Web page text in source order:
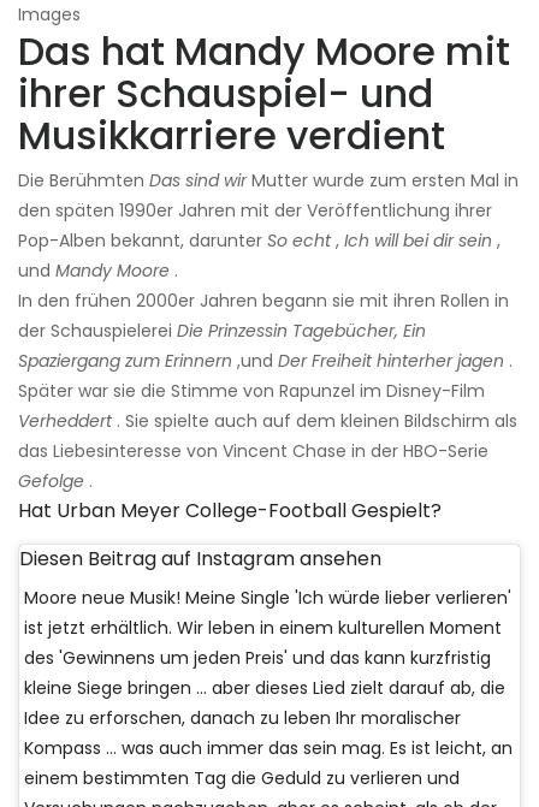
Images
Das hat Mandy Moore mit
ihrer Schauspiel- und
Musikkarriere verdient
Die Berühmten Das sind wirMutter wurde zum ersten Mal in
den späten 1990er Jahren mit der Veröffentlichung ihrer
Pop-Alben bekannt, darunter So echt, Ich will bei dir sein ,
und Mandy Moore .
In den frühen 2000er Jahren begann sie mit ihren Rollen in
der Schauspielerei Die Prinzessin Tagebücher, Ein
Spaziergang zum Erinnern ,und Der Freiheit hinterher jagen .
Später war sie die Stimme von Rapunzel im Disney-Film
Verheddert. Sie spielte auch auf dem kleinen Bildschirm als
das Liebesinteresse von Vincent Chase in der HBO-Serie
Gefolge .
Hat Urban Meyer College-Football Gespielt?
Diesen Beitrag auf Instagram ansehen
Moore neue Musik! Meine Single 'Ich würde lieber verlieren'
ist jetzt erhältlich. Wir leben in einem kulturellen Moment
des 'Gewinnens um jeden Preis' und das kann kurzfristig
kleine Siege bringen ... aber dieses Lied zielt darauf ab, die
Idee zu erforschen, danach zu leben Ihr moralischer
Kompass ... was auch immer das sein mag. Es ist leicht, an
einem bestimmten Tag die Geduld zu verlieren und